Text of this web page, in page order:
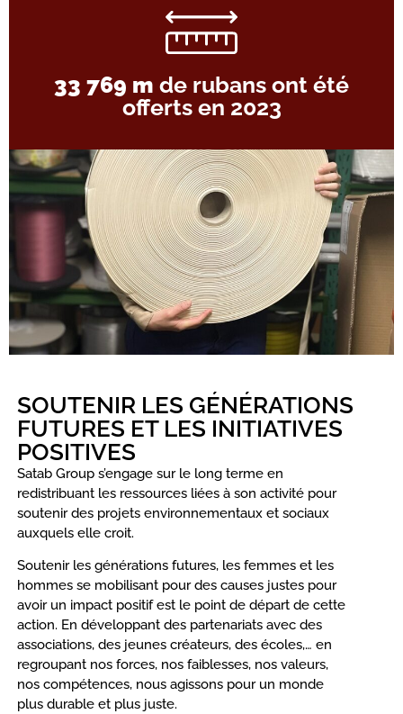
SOUTENIR LES GÉNÉRATIONS
FUTURES ET LES INITIATIVES
POSITIVES
Satab Group s’engage sur le long terme en
redistribuant les ressources liées à son activité pour
soutenir des projets environnementaux et sociaux
auxquels elle croit.
Soutenir les générations futures, les femmes et les
hommes se mobilisant pour des causes justes pour
avoir un impact positif est le point de départ de cette
action. En développant des partenariats avec des
associations, des jeunes créateurs, des écoles,… en
regroupant nos forces, nos faiblesses, nos valeurs,
nos compétences, nous agissons pour un monde
plus durable et plus juste.
33 769 m de rubans ont été
offerts en 2023